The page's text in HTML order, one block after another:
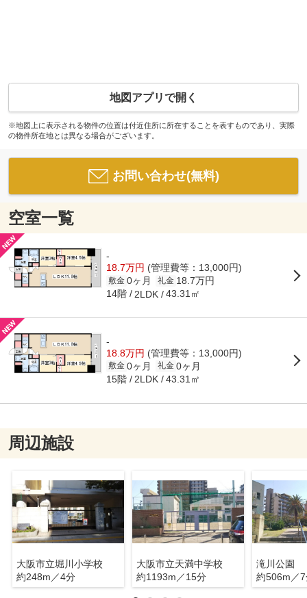
地図アプリで開く
※地図上に表示される物件の位置は付近住所に所在することを表すものであり、実際
の物件所在地とは異なる場合がございます。
お問い合わせ(無料)
空室一覧
-
18.7万円 (管理費等：13,000円)
敷金 0ヶ月 礼金 18.7万円
14階 2LDK 43.31㎡
-
18.8万円 (管理費等：13,000円)
敷金 0ヶ月 礼金 0ヶ月
15階 2LDK 43.31㎡
周辺施設
大阪市立堀川小学校
約248m／4分
大阪市立天満中学校
約1193m／15分
滝川公園
約506m／